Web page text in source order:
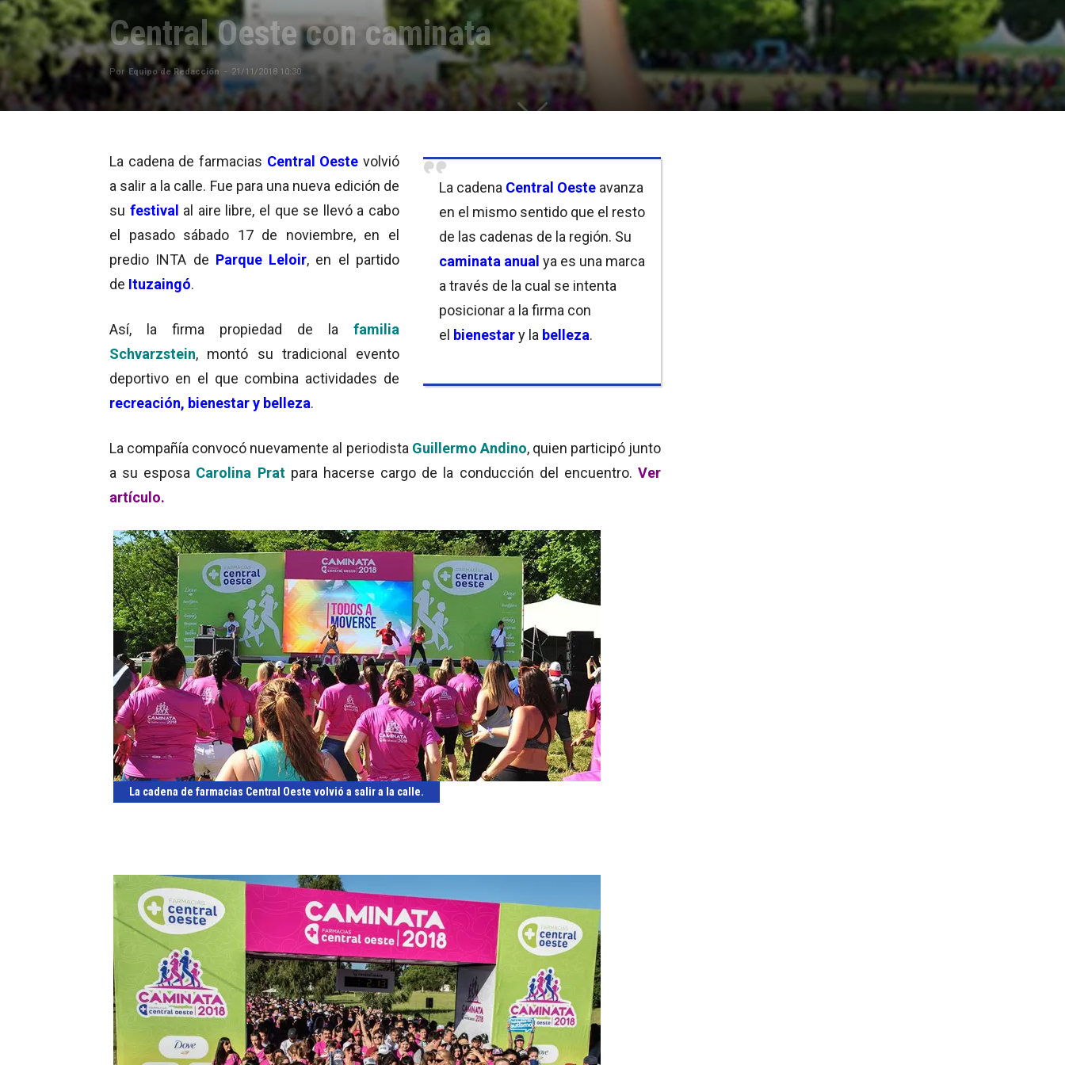
Central Oeste con caminata
Por Equipo de Redacción - 21/11/2018 10:30
La cadena Central Oeste avanza
en el mismo sentido que el resto
de las cadenas de la región. Su
caminata anual ya es una marca
a través de la cual se intenta
posicionar a la firma con
el bienestary la belleza.
La cadena de farmacias Central Oeste volvió
a salir a la calle. Fue para una nueva edición de
su festival al aire libre, el que se llevó a cabo
el pasado sábado 17 de noviembre, en el
predio INTA de Parque Leloir, en el partido
de Ituzaingó.
Así, la firma propiedad de la familia
Schvarzstein, montó su tradicional evento
deportivo en el que combina actividades de
recreación, bienestar y belleza.
La compañía convocó nuevamente al periodista Guillermo Andino, quien participó junto
a su esposa Carolina Pratpara hacerse cargo de la conducción del encuentro.Ver
artículo.
La cadena de farmacias Central Oeste volvió a salir a la calle.